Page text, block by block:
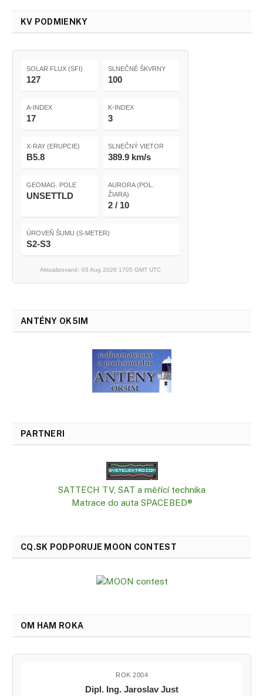
KV PODMIENKY
SOLAR FLUX (SFI)
127
SLNEČNÉ ŠKVRNY
100
A-INDEX
17
K-INDEX
3
X-RAY (ERUPCIE)
B5.8
SLNEČNÝ VIETOR
389.9 km/s
GEOMAG. POLE
UNSETTLD
AURORA (POL.
ŽIARA)
2 / 10
ÚROVEŇ ŠUMU (S-METER)
S2-S3
Aktualizované: 03 Aug 2026 1705 GMT UTC
ANTÉNY OK5IM
PARTNERI
SATTECH TV, SAT a měřící technika
Matrace do auta SPACEBED®
CQ.SK PODPORUJE MOON CONTEST
OM HAM ROKA
ROK 2004
Dipl. Ing. Jaroslav Just